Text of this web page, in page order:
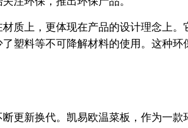
质上，更体现在产品的设计理念上。
塑料等不可降解材料的使用。这种环
更新换代。凯易欧温菜板，作为一款